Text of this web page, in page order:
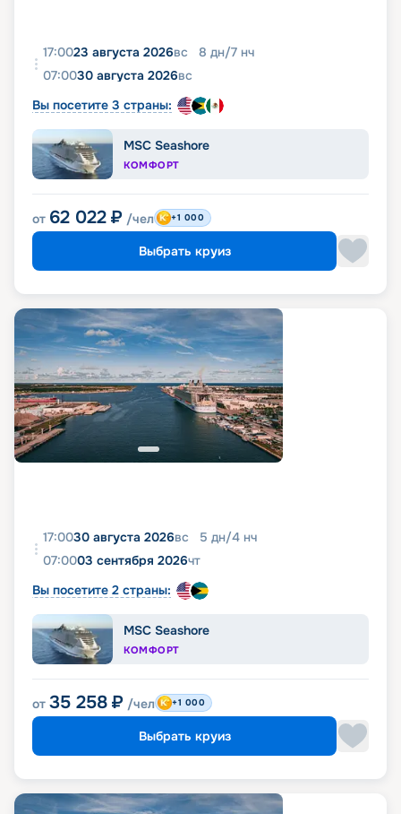
17:0023 августа 2026вс 8 дн/7 нч
07:0030 августа 2026вс
Вы посетите 3 страны:
MSC Seashore
КОМФОРТ
от 62 022 ₽ /чел +1 000
Выбрать круиз
17:0030 августа 2026вс 5 дн/4 нч
07:0003 сентября 2026чт
Вы посетите 2 страны:
MSC Seashore
КОМФОРТ
от 35 258 ₽ /чел +1 000
Выбрать круиз